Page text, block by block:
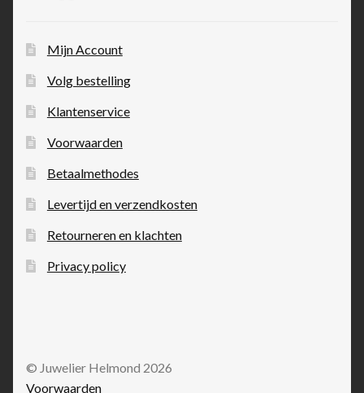
Mijn Account
Volg bestelling
Klantenservice
Voorwaarden
Betaalmethodes
Levertijd en verzendkosten
Retourneren en klachten
Privacy policy
© Juwelier Helmond 2026
Voorwaarden